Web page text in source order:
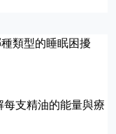
類型的睡眠困擾
每支精油的能量與療